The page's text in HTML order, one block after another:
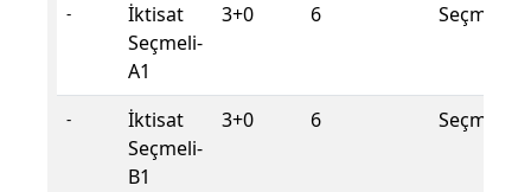
-
İktisat
Seçmeli-
A1
3+0 6 Seçmeli
-
İktisat
Seçmeli-
B1
3+0 6 Seçmeli